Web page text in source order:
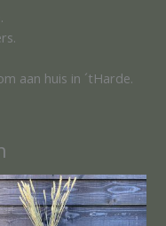
aan huis in ´tHarde.